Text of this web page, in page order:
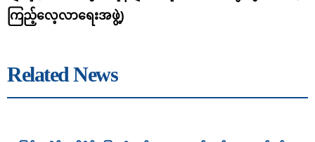
ကြည့်လေ့လာရေးအဖွဲ့)
Related News